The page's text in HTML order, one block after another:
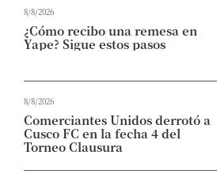
8/8/2026
¿Cómo recibo una remesa en
Yape? Sigue estos pasos
8/8/2026
Comerciantes Unidos derrotó a
Cusco FC en la fecha 4 del
Torneo Clausura